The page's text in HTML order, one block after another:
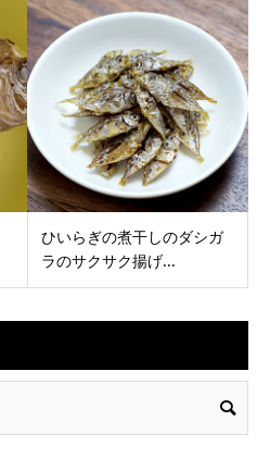
ひいらぎの煮干しのダシガ
ラのサクサク揚げ...